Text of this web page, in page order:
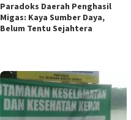
Paradoks Daerah Penghasil
Migas: Kaya Sumber Daya,
Belum Tentu Sejahtera